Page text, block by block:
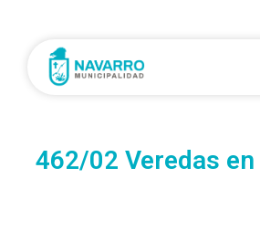
462/02 Veredas